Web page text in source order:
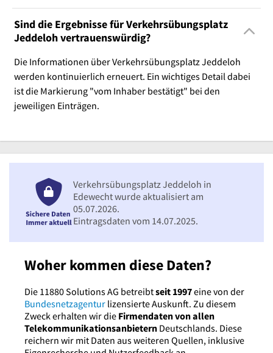
Sind die Ergebnisse für Verkehrsübungsplatz
Jeddeloh vertrauenswürdig?
Die Informationen über Verkehrsübungsplatz Jeddeloh
werden kontinuierlich erneuert. Ein wichtiges Detail dabei
ist die Markierung "vom Inhaber bestätigt" bei den
jeweiligen Einträgen.
Woher kommen diese Daten?
Die 11880 Solutions AG betreibtseit 1997eine von der
Bundesnetzagentur lizensierte Auskunft. Zu diesem
Zweck erhalten wir die Firmendaten von allen
Telekommunikationsanbietern Deutschlands. Diese
reichern wir mit Daten aus weiteren Quellen, inklusive
Verkehrsübungsplatz Jeddeloh in
Edewecht wurde aktualisiert am
05.07.2026.
Eintragsdaten vom 14.07.2025.